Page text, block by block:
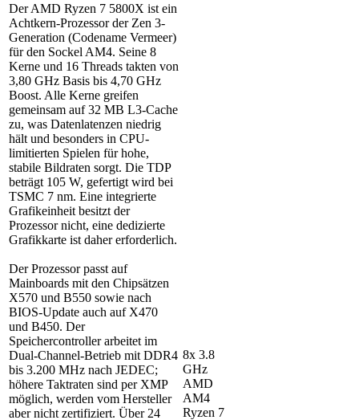
Der AMD Ryzen 7 5800X ist ein
Achtkern-Prozessor der Zen 3-
Generation (Codename Vermeer)
für den Sockel AM4. Seine 8
Kerne und 16 Threads takten von
3,80 GHz Basis bis 4,70 GHz
Boost. Alle Kerne greifen
gemeinsam auf 32 MB L3-Cache
zu, was Datenlatenzen niedrig
hält und besonders in CPU-
limitierten Spielen für hohe,
stabile Bildraten sorgt. Die TDP
beträgt 105 W, gefertigt wird bei
TSMC 7 nm. Eine integrierte
Grafikeinheit besitzt der
Prozessor nicht, eine dedizierte
Grafikkarte ist daher erforderlich.
Der Prozessor passt auf
Mainboards mit den Chipsätzen
X570 und B550 sowie nach
BIOS-Update auch auf X470
und B450. Der
Speichercontroller arbeitet im
Dual-Channel-Betrieb mit DDR4
bis 3.200 MHz nach JEDEC;
höhere Taktraten sind per XMP
möglich, werden vom Hersteller
aber nicht zertifiziert. Über 24
8x 3.8
GHz
AMD
AM4
Ryzen 7